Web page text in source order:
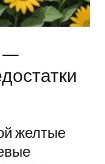
—
желтые